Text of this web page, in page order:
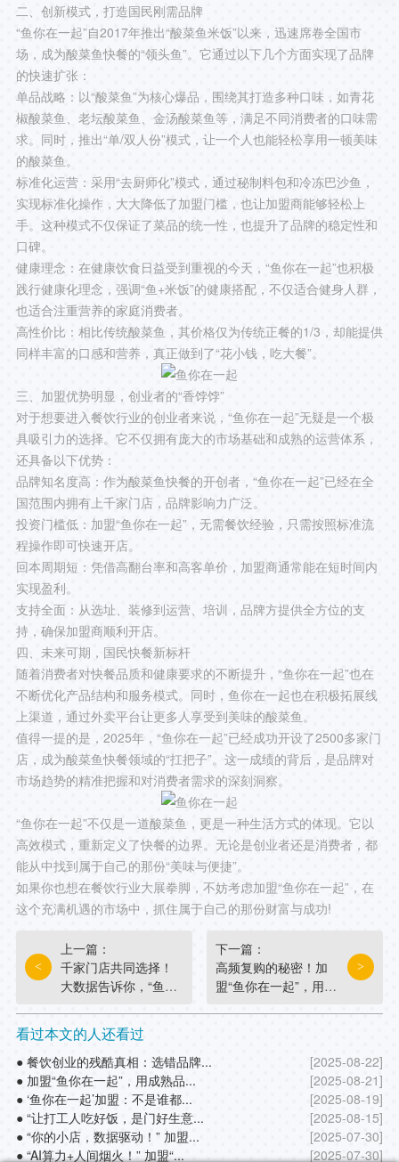
二、创新模式，打造国民刚需品牌
“鱼你在一起”自2017年推出“酸菜鱼米饭”以来，迅速席卷全国市
场，成为酸菜鱼快餐的“领头鱼”。它通过以下几个方面实现了品牌
的快速扩张：
单品战略：以“酸菜鱼”为核心爆品，围绕其打造多种口味，如青花
椒酸菜鱼、老坛酸菜鱼、金汤酸菜鱼等，满足不同消费者的口味需
求。同时，推出“单/双人份”模式，让一个人也能轻松享用一顿美味
的酸菜鱼。
标准化运营：采用“去厨师化”模式，通过秘制料包和冷冻巴沙鱼，
实现标准化操作，大大降低了加盟门槛，也让加盟商能够轻松上
手。这种模式不仅保证了菜品的统一性，也提升了品牌的稳定性和
口碑。
健康理念：在健康饮食日益受到重视的今天，“鱼你在一起”也积极
践行健康化理念，强调“鱼+米饭”的健康搭配，不仅适合健身人群，
也适合注重营养的家庭消费者。
高性价比：相比传统酸菜鱼，其价格仅为传统正餐的1/3，却能提供
同样丰富的口感和营养，真正做到了“花小钱，吃大餐”。
三、加盟优势明显，创业者的“香饽饽”
对于想要进入餐饮行业的创业者来说，“鱼你在一起”无疑是一个极
具吸引力的选择。它不仅拥有庞大的市场基础和成熟的运营体系，
还具备以下优势：
品牌知名度高：作为酸菜鱼快餐的开创者，“鱼你在一起”已经在全
国范围内拥有上千家门店，品牌影响力广泛。
投资门槛低：加盟“鱼你在一起”，无需餐饮经验，只需按照标准流
程操作即可快速开店。
回本周期短：凭借高翻台率和高客单价，加盟商通常能在短时间内
实现盈利。
支持全面：从选址、装修到运营、培训，品牌方提供全方位的支
持，确保加盟商顺利开店。
四、未来可期，国民快餐新标杆
随着消费者对快餐品质和健康要求的不断提升，“鱼你在一起”也在
不断优化产品结构和服务模式。同时，鱼你在一起也在积极拓展线
上渠道，通过外卖平台让更多人享受到美味的酸菜鱼。
值得一提的是，2025年，“鱼你在一起”已经成功开设了2500多家门
店，成为酸菜鱼快餐领域的“扛把子”。这一成绩的背后，是品牌对
市场趋势的精准把握和对消费者需求的深刻洞察。
“鱼你在一起”不仅是一道酸菜鱼，更是一种生活方式的体现。它以
高效模式，重新定义了快餐的边界。无论是创业者还是消费者，都
能从中找到属于自己的那份“美味与便捷”。
如果你也想在餐饮行业大展拳脚，不妨考虑加盟“鱼你在一起”，在
这个充满机遇的市场中，抓住属于自己的那份财富与成功!
<
上一篇：
千家门店共同选择！
大数据告诉你，“鱼你
何高！
>
下一篇：
高频复购的秘密！加
盟“鱼你在一起”，用极
看过本文的人还看过
[2025-08-22]
● 餐饮创业的残酷真相：选错品牌...
[2025-08-21]
● 加盟“鱼你在一起”，用成熟品...
[2025-08-19]
● ‘鱼你在一起’加盟：不是谁都...
[2025-08-15]
● “让打工人吃好饭，是门好生意...
[2025-07-30]
● “你的小店，数据驱动！” 加盟...
[2025-07-30]
● “AI算力+人间烟火！” 加盟“...